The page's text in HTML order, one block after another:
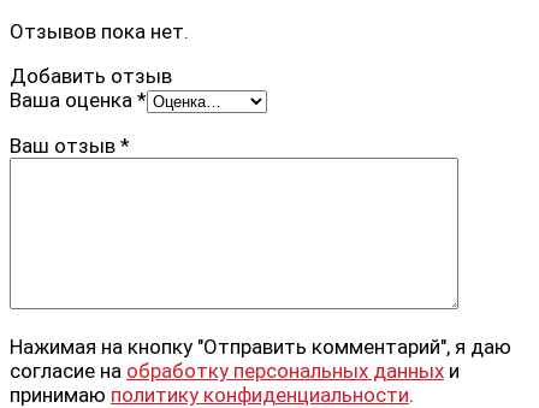
Отзывов пока нет.
Добавить отзыв
Ваша оценка *
Ваш отзыв *
Нажимая на кнопку "Отправить комментарий", я даю
согласие на обработку персональных данных и
принимаю политику конфиденциальности.